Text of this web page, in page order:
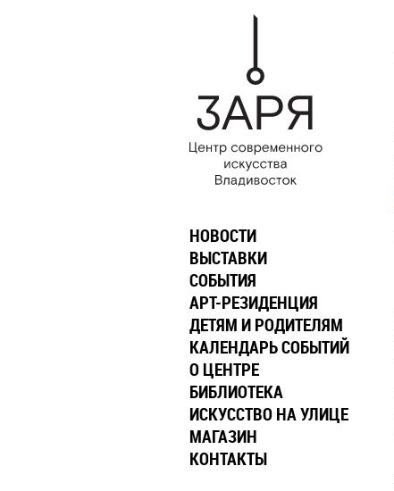
НОВОСТИ
ВЫСТАВКИ
СОБЫТИЯ
АРТ-РЕЗИДЕНЦИЯ
ДЕТЯМ И РОДИТЕЛЯМ
КАЛЕНДАРЬ СОБЫТИЙ
О ЦЕНТРЕ
БИБЛИОТЕКА
ИСКУССТВО НА УЛИЦЕ
МАГАЗИН
КОНТАКТЫ